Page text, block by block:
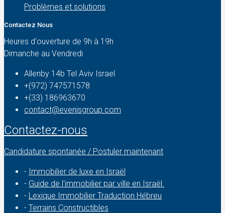
Problèmes et solutions
Contactez Nous
Heures d'ouverture de 9h à 19h
Dimanche au Vendredi
Allenby 14b Tel Aviv Israel
+(972) 747571578
+(33) 186963670
contact@evenisgroup.com
Contactez-nous
Candidature spontanée / Postuler maintenant
- Immobilier de luxe en Israël
- Guide de l'immobilier par ville en Israël.
- Lexique Immobilier Traduction Hébreu
- Terrains Constructibles